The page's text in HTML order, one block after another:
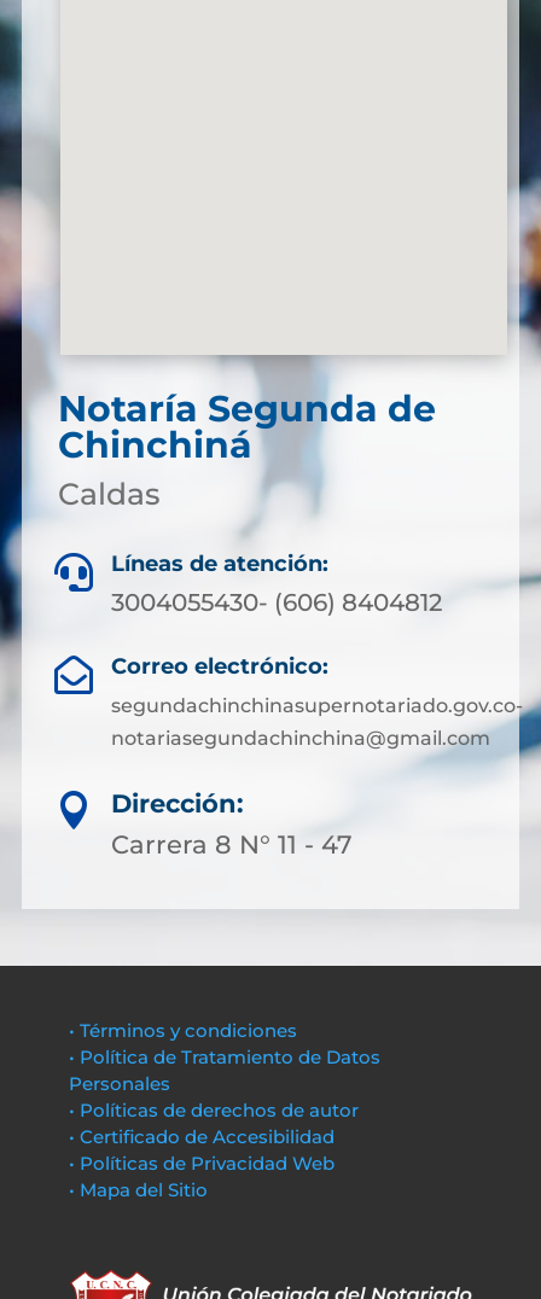
Notaría Segunda de
Chinchiná
Caldas
 Líneas de atención:
3004055430- (606) 8404812
 Correo electrónico:
segundachinchinasupernotariado.gov.co-
notariasegundachinchina@gmail.com

Dirección:
Carrera 8 N° 11 - 47
• Términos y condiciones
• Política de Tratamiento de Datos
Personales
• Políticas de derechos de autor
• Certificado de Accesibilidad
• Políticas de Privacidad Web
• Mapa del Sitio